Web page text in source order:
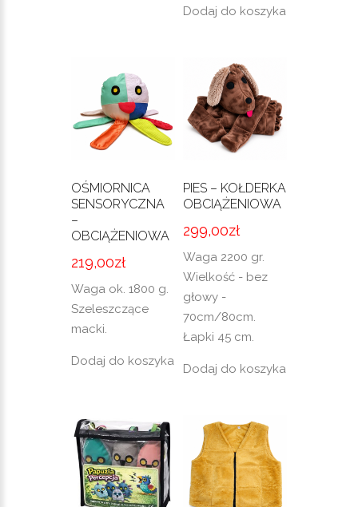
Dodaj do koszyka
OŚMIORNICA
SENSORYCZNA
–
OBCIĄŻENIOWA
219,00zł
Waga ok. 1800 g.
Szeleszczące
macki.
Dodaj do koszyka
PIES – KOŁDERKA
OBCIĄŻENIOWA
299,00zł
Waga 2200 gr.
Wielkość - bez
głowy -
70cm/80cm.
Łapki 45 cm.
Dodaj do koszyka